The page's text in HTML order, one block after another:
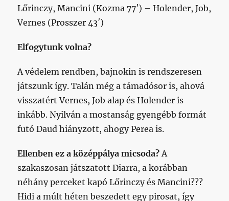
Lőrinczy, Mancini (Kozma 77′) – Holender, Job,
Vernes (Prosszer 43′)
Elfogytunk volna?
A védelem rendben, bajnokin is rendszeresen
játszunk így. Talán még a támadósor is, ahová
visszatért Vernes, Job alap és Holender is
inkább. Nyilván a mostanság gyengébb formát
futó Daud hiányzott, ahogy Perea is.
Ellenben ez a középpálya micsoda?A
szakaszosan játszatott Diarra, a korábban
néhány perceket kapó Lőrinczy és Mancini???
Hidi a múlt héten beszedett egy pirosat, így